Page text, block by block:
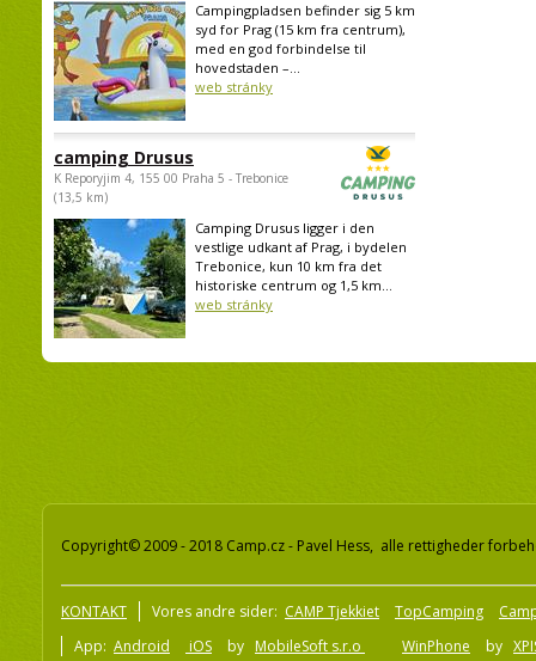
Campingpladsen befinder sig 5 km
syd for Prag (15 km fra centrum),
med en god forbindelse til
hovedstaden –...
web stránky
camping Drusus
K Reporyjim 4, 155 00 Praha 5 - Trebonice
(13,5 km)
Camping Drusus ligger i den
vestlige udkant af Prag, i bydelen
Trebonice, kun 10 km fra det
historiske centrum og 1,5 km...
web stránky
Copyright© 2009 - 2018 Camp.cz - Pavel Hess, alle rettigheder
KONTAKT Vores andre sider: CAMP Tjekkiet TopCamping
App: Android iOS by MobileSoft s.r.o WinPhone by